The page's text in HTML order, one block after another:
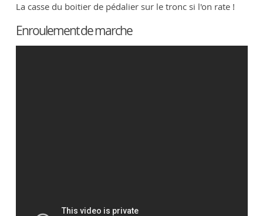
La casse du boitier de pédalier sur le tronc si l'on rate !
Enroulement de marche